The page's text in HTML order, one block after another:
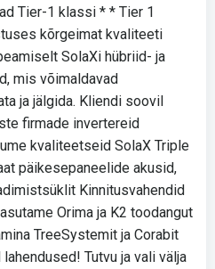
Tier-1 klassi * * Tier 1
kõrgeimat kvaliteeti
SolaXi hübriid- ja
mis võimaldavad
ja jälgida. Kliendi soovil
firmade invertereid
kvaliteetseid SolaX Triple
päikesepaneelide akusid,
Kinnitusvahendid
Orima ja K2 toodangut
TreeSystemit ja Corabit
Tutvu ja vali välja